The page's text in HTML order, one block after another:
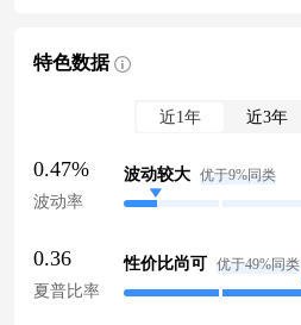
特色数据
近1年 近3年
0.47%
波动率
波动较大 优于9%同类
0.36
夏普比率
性价比尚可 优于49%同类